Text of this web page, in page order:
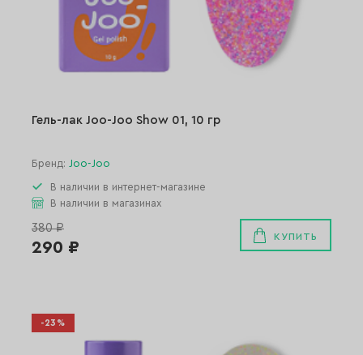
Гель-лак Joo-Joo Show 01, 10 гр
Бренд: Joo-Joo
В наличии в интернет-магазине
В наличии в магазинах
380 ₽
290 ₽
КУПИТЬ
-23%